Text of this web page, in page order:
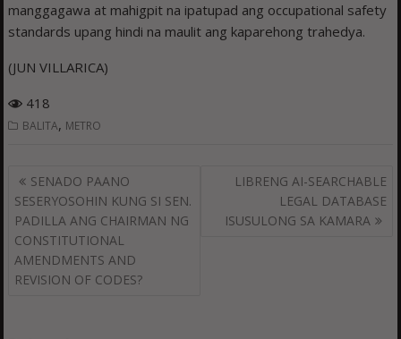
manggagawa at mahigpit na ipatupad ang occupational safety
standards upang hindi na maulit ang kaparehong trahedya.
(JUN VILLARICA)
418
BALITA, METRO
Post
navigation
SENADO PAANO
SESERYOSOHIN KUNG SI SEN.
PADILLA ANG CHAIRMAN NG
CONSTITUTIONAL
AMENDMENTS AND
REVISION OF CODES?
LIBRENG AI-SEARCHABLE
LEGAL DATABASE
ISUSULONG SA KAMARA